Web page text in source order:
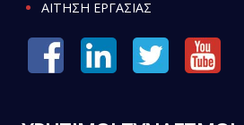
ΑΙΤΗΣΗ ΕΡΓΑΣΙΑΣ